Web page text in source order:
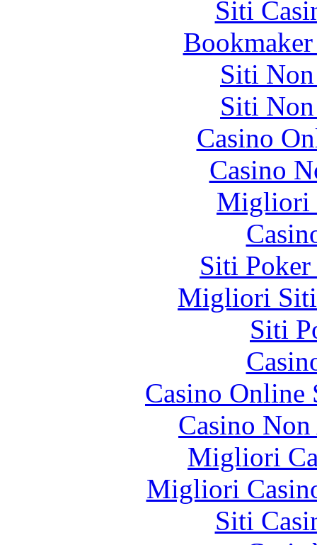
Siti
Siti
Siti
Casino
Casino
Migliori
Siti
Migliori Siti
Siti
Casino
Casino
Migliori
Migliori
Siti